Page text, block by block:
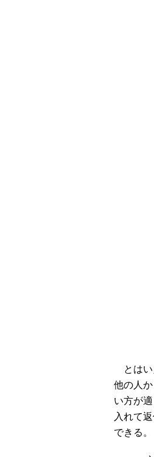
とはい
他の人
い方が
入れて
できる。